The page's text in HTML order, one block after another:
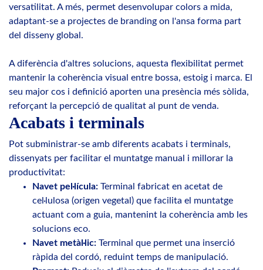
versatilitat. A més, permet desenvolupar colors a mida,
adaptant-se a projectes de branding on l'ansa forma part
del disseny global.
A diferència d'altres solucions, aquesta flexibilitat permet
mantenir la coherència visual entre bossa, estoig i marca. El
seu major cos i definició aporten una presència més sòlida,
reforçant la percepció de qualitat al punt de venda.
Acabats i terminals
Pot subministrar-se amb diferents acabats i terminals,
dissenyats per facilitar el muntatge manual i millorar la
productivitat:
Navet pel·lícula: Terminal fabricat en acetat de
cel·lulosa (origen vegetal) que facilita el muntatge
actuant com a guia, mantenint la coherència amb les
solucions eco.
Navet metàl·lic: Terminal que permet una inserció
ràpida del cordó, reduint temps de manipulació.